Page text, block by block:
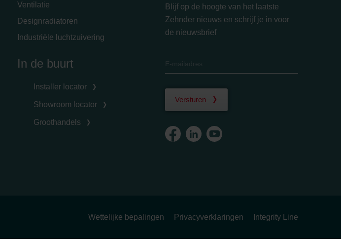
Ventilatie
Designradiatoren
Industriële luchtzuivering
In de buurt
Installer locator
Showroom locator
Groothandels
Blijf op de hoogte van het laatste
Zehnder nieuws en schrijf je in voor
de nieuwsbrief
Versturen
Wettelijke bepalingen Privacyverklaringen Integrity Line